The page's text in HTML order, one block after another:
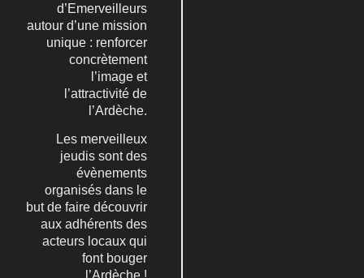
d’Emerveilleurs
autour d’une mission
unique : renforcer
concrètement
l’image et
l’attractivité de
l’Ardèche.
Les merveilleux
jeudis sont des
évènements
organisés dans le
but de faire découvrir
aux adhérents des
acteurs locaux qui
font bouger
l’Ardèche !